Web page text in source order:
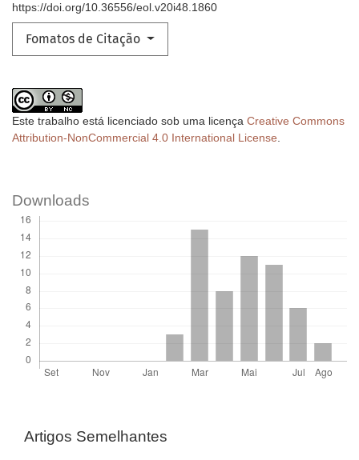
https://doi.org/10.36556/eol.v20i48.1860
Fomatos de Citação
Este trabalho está licenciado sob uma licença Creative Commons
Attribution-NonCommercial 4.0 International License.
Downloads
Artigos Semelhantes